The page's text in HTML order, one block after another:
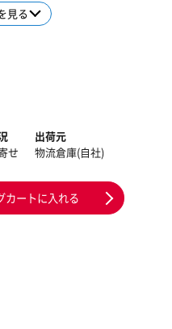
見る
せ
出荷元
物流倉庫(自社)
カートに入れる